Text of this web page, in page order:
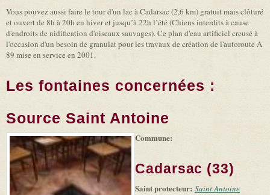
Vous pouvez aussi faire le tour d'un lac à Cadarsac (2,6 km) gratuit mais clôturé
et ouvert de 8h à 20h en hiver et jusqu’à 22h l’été (Chiens interdits à cause
d'endroits de nidification d'oiseaux sauvages). Ce plan d'eau artificiel creusé à
l'occasion d'un besoin de granulat pour les travaux de création de l'autoroute A
89 mise en service en 2001.
Les fontaines concernées :
Source Saint Antoine
-
Leaflet (link is
|
Tiles
(link is
external)
©
Microsoft
and
suppliers
Commune:
Cadarsac (33)
Saint protecteur: Saint Antoine